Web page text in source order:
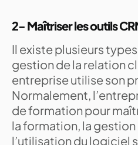
2- Maîtriser les outils
Il existe plusieurs
gestion de la relation
entreprise utilise son
Normalement,
de formation pour
la formation, la
l’utilisation du logiciel